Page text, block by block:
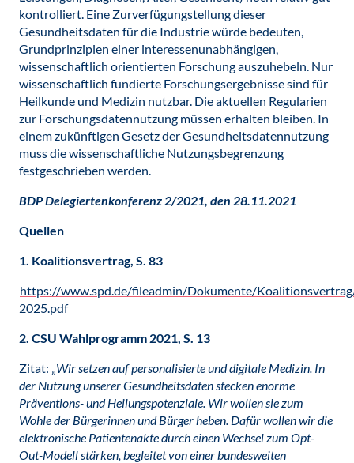
kontrolliert. Eine Zurverfügungstellung dieser
Gesundheitsdaten für die Industrie würde bedeuten,
Grundprinzipien einer interessenunabhängigen,
wissenschaftlich orientierten Forschung auszuhebeln. Nur
wissenschaftlich fundierte Forschungsergebnisse sind für
Heilkunde und Medizin nutzbar. Die aktuellen Regularien
zur Forschungsdatennutzung müssen erhalten bleiben. In
einem zukünftigen Gesetz der Gesundheitsdatennutzung
muss die wissenschaftliche Nutzungsbegrenzung
festgeschrieben werden.
BDP Delegiertenkonferenz 2/2021, den 28.11.2021
Quellen
1. Koalitionsvertrag, S. 83
https://www.spd.de/fileadmin/Dokumente/
2025.pdf
2. CSU Wahlprogramm 2021, S. 13
Zitat: „Wir setzen auf personalisierte und digitale Medizin. In
der Nutzung unserer Gesundheitsdaten stecken enorme
Präventions- und Heilungspotenziale. Wir wollen sie zum
Wohle der Bürgerinnen und Bürger heben. Dafür wollen wir die
elektronische Patientenakte durch einen Wechsel zum Opt-
Out-Modell stärken, begleitet von einer bundesweiten